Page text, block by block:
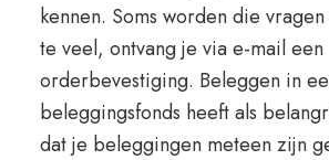
kennen. Soms worden die
te veel, ontvang je via e-mail een
orderbevestiging. Beleggen in
beleggingsfonds heeft als
dat je beleggingen meteen zijn